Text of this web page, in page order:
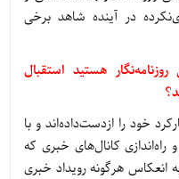
در آینده شاهد برخی
هستید استقبال
خود را ازدست‌داده‌اند و با
راه‌اندازی کانال‌های خبری که
انعکاس هرگونه رویداد خبری